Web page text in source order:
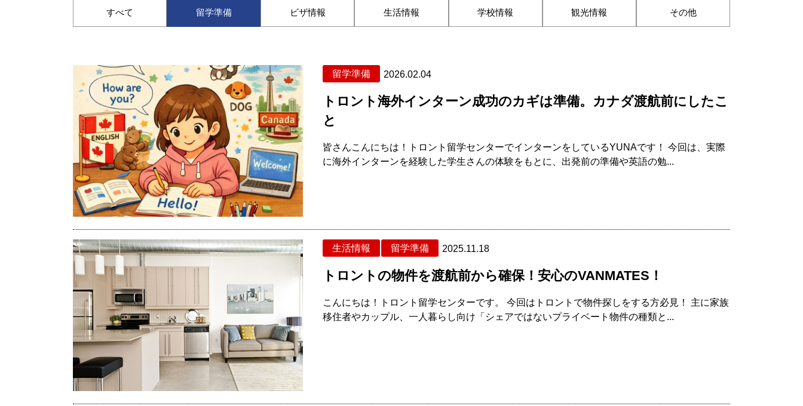
すべて 留学準備 ビザ情報 生活情報 学校情報 観光情報 その他
留学準備 2026.02.04
トロント海外インターン成功のカギは準備。カナダ渡航前にしたこ
と
皆さんこんにちは！トロント留学センターでインターンをしているYUNAです！ 今回は、実際
に海外インターンを経験した学生さんの体験をもとに、出発前の準備や英語の勉...
生活情報 留学準備 2025.11.18
トロントの物件を渡航前から確保！安心のVANMATES！
こんにちは！トロント留学センターです。 今回はトロントで物件探しをする方必見！ 主に家族
移住者やカップル、一人暮らし向け「シェアではないプライベート物件の種類と...